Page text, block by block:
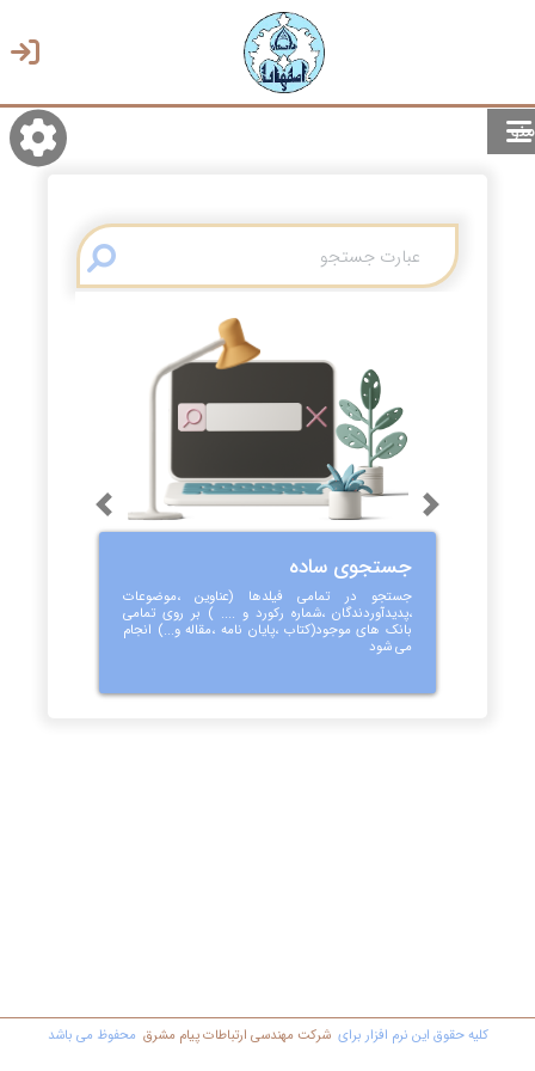
منو
انتخاب زبان
جستجوی ساده
جستجو در تمامی فیلدها (عناوین ،موضوعات
،پدیدآوردندگان ،شماره رکورد و .... ) بر روی تمامی
بانک های موجود(کتاب ،پایان نامه ،مقاله و...) انجام
می شود
Previous Next
کليه حقوق اين نرم افزار برای شرکت مهندسي ارتباطات پیام مشرق محفوظ مي باشد